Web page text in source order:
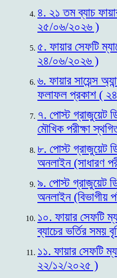
৪. ২১ তম ব্যাচ
২৫/০৬/২০২৬ )
৫. ফায়ার সেফটি
২৪/০৬/২০২৬ )
৬. ফায়ার সায়েন্স
ফলাফল প্রকাশ (
৭. পোস্ট গ্রাজুয়েট
মৌখিক পরীক্ষা
৮. পোস্ট গ্রাজুয়েট
অনলাইন (সাধারণ
৯. পোস্ট গ্রাজুয়েট
অনলাইন (বিভাগীয়
১০. ফায়ার সেফটি
ব্যাচের ভর্তির
১১. ফায়ার সেফটি
২২/১২/২০২৫ )